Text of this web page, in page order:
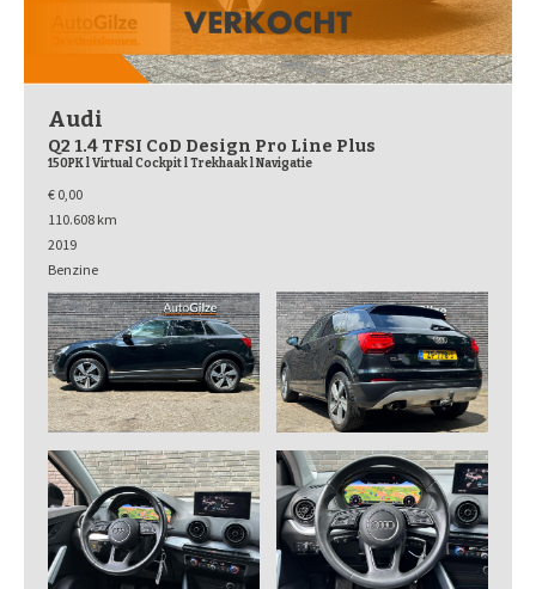
Audi
Q2 1.4 TFSI CoD Design Pro Line Plus
150PK l Virtual Cockpit l Trekhaak l Navigatie
€ 0,00
110.608 km
2019
Benzine